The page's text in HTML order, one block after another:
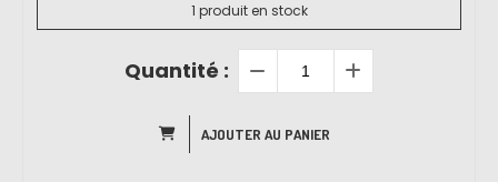
1 produit en stock
Quantité :
AJOUTER AU PANIER